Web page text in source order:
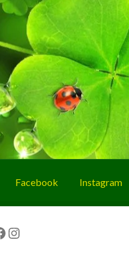
Facebook Instagram
Instagram